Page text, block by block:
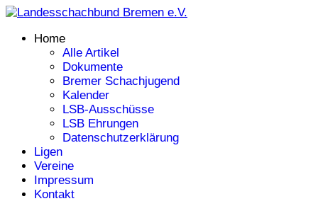
Home
Alle Artikel
Dokumente
Bremer Schachjugend
Kalender
LSB-Ausschüsse
LSB Ehrungen
Datenschutzerklärung
Ligen
Vereine
Impressum
Kontakt